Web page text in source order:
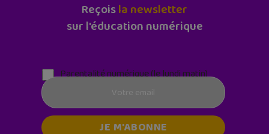
Reçoisla newsletter
sur l'éducation numérique
Parentalité numérique (le lundi matin)